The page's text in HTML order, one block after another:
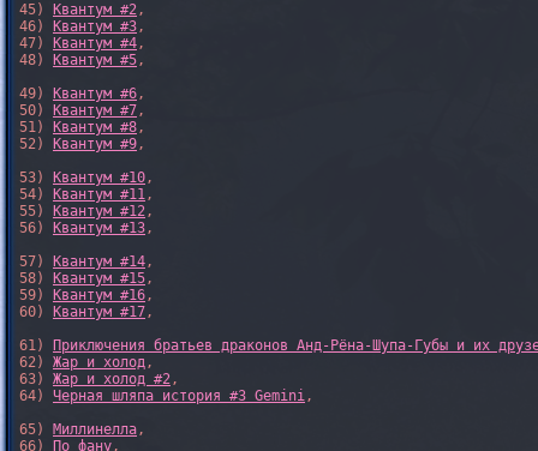
45)
Квантум #2,
46)
Квантум #3,
47)
Квантум #4,
48)
Квантум #5,
49)
Квантум #6,
50)
Квантум #7,
51)
Квантум #8,
52)
Квантум #9,
53)
Квантум #10,
54)
Квантум #11,
55)
Квантум #12,
56)
Квантум #13,
57)
Квантум #14,
58)
Квантум #15,
59)
Квантум #16,
60)
Квантум #17,
61)
Приключения братьев драконов Анд-Рёна-Шупа-Губы и их
62) Жар и холод,
63) Жар и холод #2,
64) Черная шляпа история #3 Gemini,
65) Миллинелла,
66)
По фану,